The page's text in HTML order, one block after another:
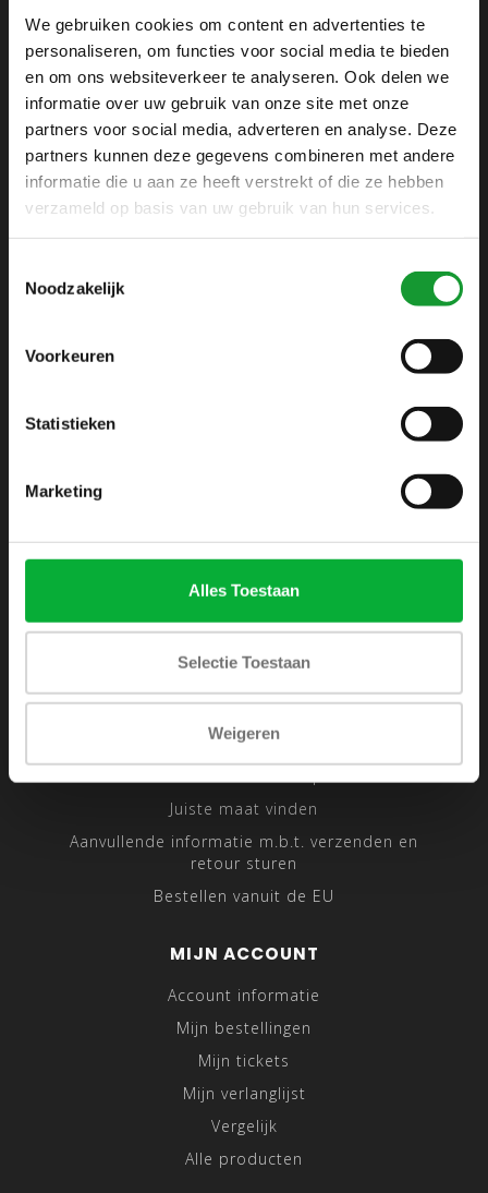
We gebruiken cookies om content en advertenties te
personaliseren, om functies voor social media te bieden
en om ons websiteverkeer te analyseren. Ook delen we
informatie over uw gebruik van onze site met onze
partners voor social media, adverteren en analyse. Deze
partners kunnen deze gegevens combineren met andere
informatie die u aan ze heeft verstrekt of die ze hebben
verzameld op basis van uw gebruik van hun services.
Noodzakelijk
Voorkeuren
Statistieken
Marketing
Alles Toestaan
Selectie Toestaan
Weigeren
Webshop voor mannen
Zijlijnstraat 24
1433 DC
+31 6 42 52 32 80
+31 6 42 52 32 80
Disclaimer
Privacy Policy
Sitemap
Traveling Tailor
Juiste maat vinden
Aanvullende informatie m.b.t. verzenden en
retour sturen
Bestellen vanuit de EU
MIJN ACCOUNT
Account informatie
Mijn bestellingen
Mijn tickets
Mijn verlanglijst
Vergelijk
Alle producten